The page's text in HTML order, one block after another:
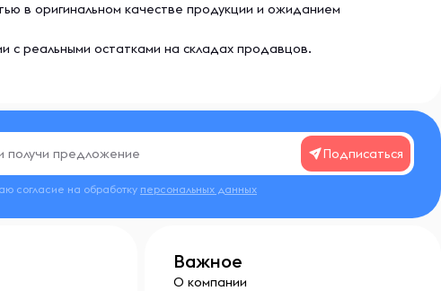
в оригинальном качестве продукции и ожиданием
с реальными остатками на складах продавцов.
Подписаться
согласие на обработку персональных данных
Важное
О компании